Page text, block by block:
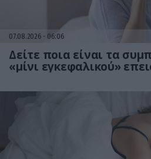
07.08.2026 06:06
Δείτε ποια είναι τα
«μίνι εγκεφαλικού»